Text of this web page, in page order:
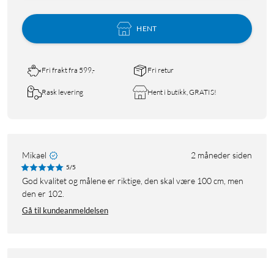
HENT
Fri frakt fra 599,- Fri retur
Rask levering Hent i butikk, GRATIS!
Mikael 2 måneder siden
5/5
God kvalitet og målene er riktige, den skal være 100 cm, men
den er 102.
Gå til kundeanmeldelsen